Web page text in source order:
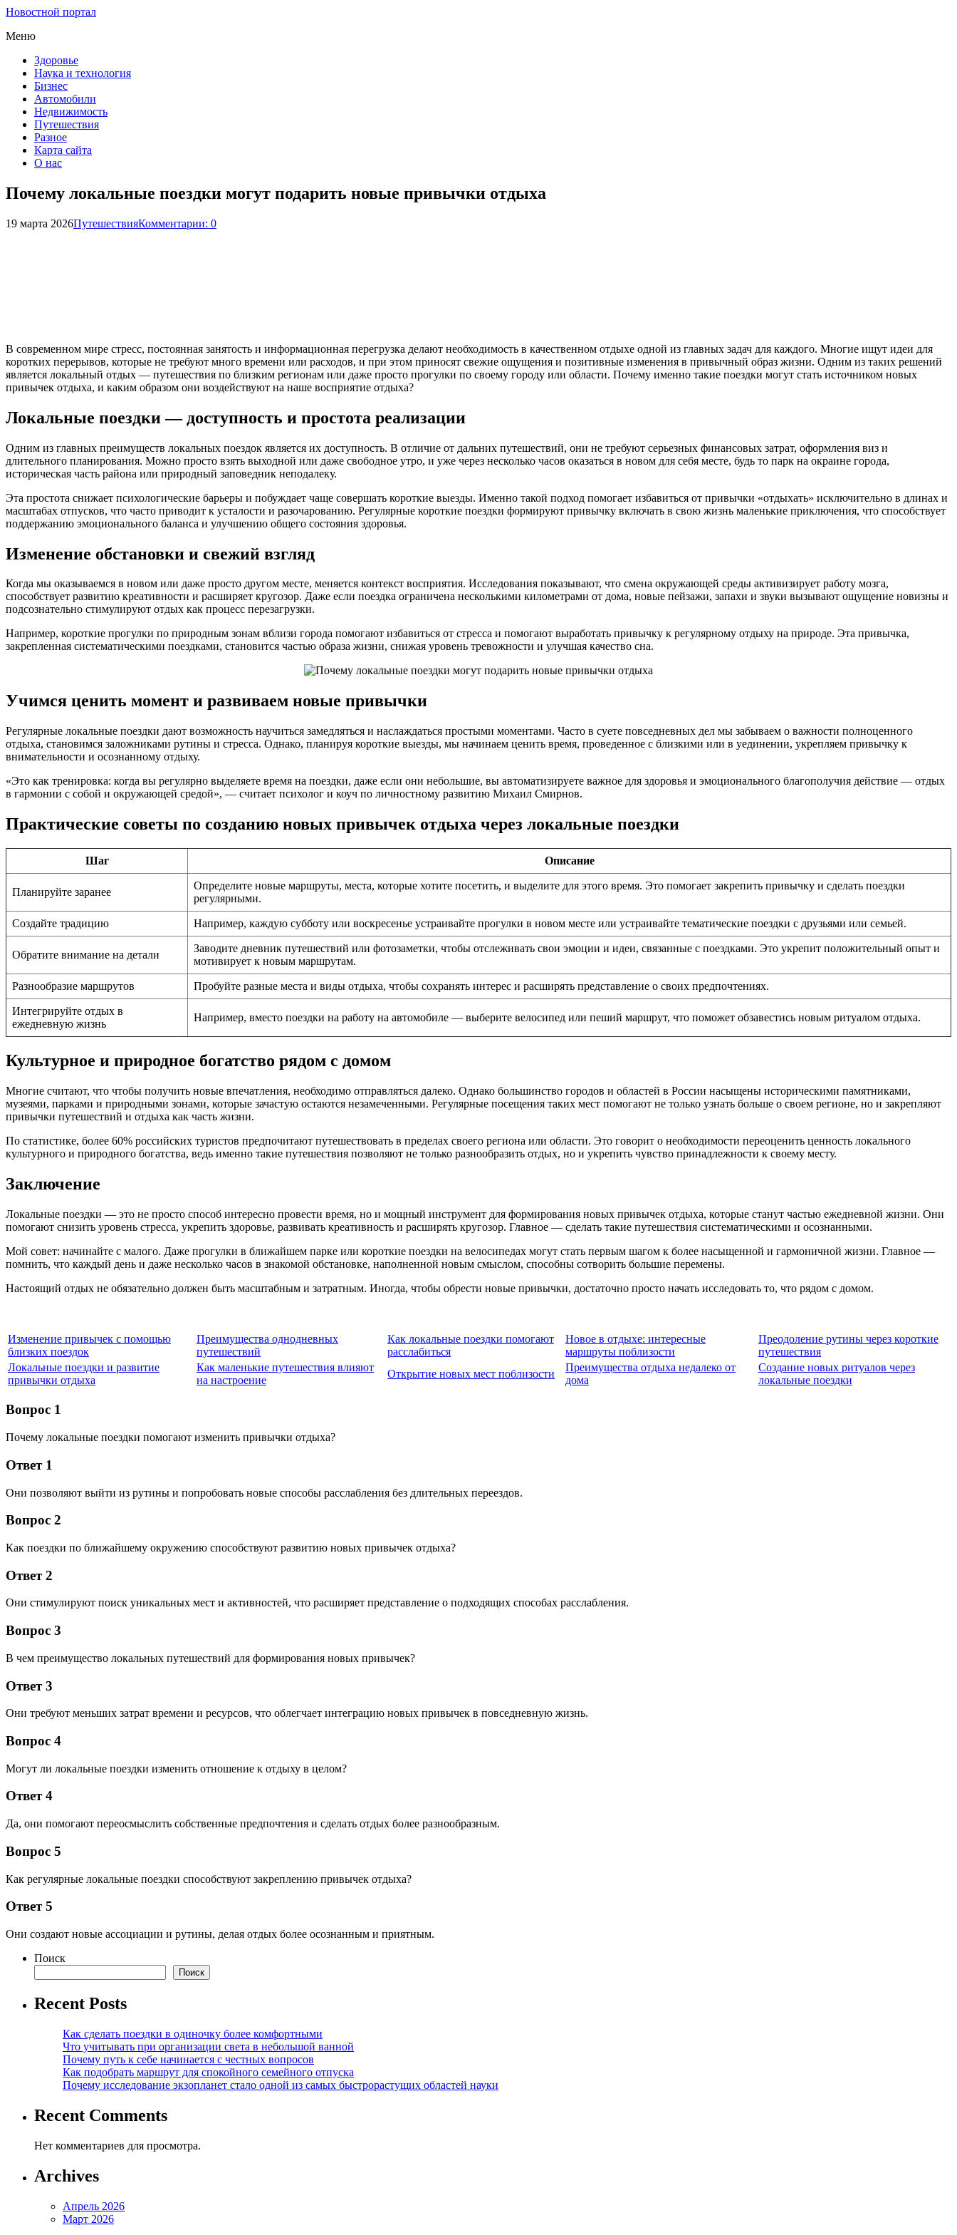
Новостной портал
Меню
Здоровье
Наука и технология
Бизнес
Автомобили
Недвижимость
Путешествия
Разное
Карта сайта
О нас
Почему локальные поездки могут подарить новые привычки отдыха
19 марта 2026ПутешествияКомментарии: 0
В современном мире стресс, постоянная занятость и информационная перегрузка делают необходимость в качественном отдыхе одной из главных задач для каждого. Многие ищут идеи для
коротких перерывов, которые не требуют много времени или расходов, и при этом приносят свежие ощущения и позитивные изменения в привычный образ жизни. Одним из таких решений
является локальный отдых — путешествия по близким регионам или даже просто прогулки по своему городу или области. Почему именно такие поездки могут стать источником новых
привычек отдыха, и каким образом они воздействуют на наше восприятие отдыха?
Локальные поездки — доступность и простота реализации
Одним из главных преимуществ локальных поездок является их доступность. В отличие от дальних путешествий, они не требуют серьезных финансовых затрат, оформления виз и
длительного планирования. Можно просто взять выходной или даже свободное утро, и уже через несколько часов оказаться в новом для себя месте, будь то парк на окраине города,
историческая часть района или природный заповедник неподалеку.
Эта простота снижает психологические барьеры и побуждает чаще совершать короткие выезды. Именно такой подход помогает избавиться от привычки «отдыхать» исключительно в длинах и
масштабах отпусков, что часто приводит к усталости и разочарованию. Регулярные короткие поездки формируют привычку включать в свою жизнь маленькие приключения, что способствует
поддержанию эмоционального баланса и улучшению общего состояния здоровья.
Изменение обстановки и свежий взгляд
Когда мы оказываемся в новом или даже просто другом месте, меняется контекст восприятия. Исследования показывают, что смена окружающей среды активизирует работу мозга,
способствует развитию креативности и расширяет кругозор. Даже если поездка ограничена несколькими километрами от дома, новые пейзажи, запахи и звуки вызывают ощущение новизны и
подсознательно стимулируют отдых как процесс перезагрузки.
Например, короткие прогулки по природным зонам вблизи города помогают избавиться от стресса и помогают выработать привычку к регулярному отдыху на природе. Эта привычка,
закрепленная систематическими поездками, становится частью образа жизни, снижая уровень тревожности и улучшая качество сна.
Учимся ценить момент и развиваем новые привычки
Регулярные локальные поездки дают возможность научиться замедляться и наслаждаться простыми моментами. Часто в суете повседневных дел мы забываем о важности полноценного
отдыха, становимся заложниками рутины и стресса. Однако, планируя короткие выезды, мы начинаем ценить время, проведенное с близкими или в уединении, укрепляем привычку к
внимательности и осознанному отдыху.
«Это как тренировка: когда вы регулярно выделяете время на поездки, даже если они небольшие, вы автоматизируете важное для здоровья и эмоционального благополучия действие — отдых
в гармонии с собой и окружающей средой», — считает психолог и коуч по личностному развитию Михаил Смирнов.
Практические советы по созданию новых привычек отдыха через локальные поездки
Шаг Описание
Планируйте заранее
Определите новые маршруты, места, которые хотите посетить, и выделите для этого время. Это помогает закрепить привычку и сделать поездки
регулярными.
Создайте традицию Например, каждую субботу или воскресенье устраивайте прогулки в новом месте или устраивайте тематические поездки с друзьями или семьей.
Обратите внимание на детали
Заводите дневник путешествий или фотозаметки, чтобы отслеживать свои эмоции и идеи, связанные с поездками. Это укрепит положительный опыт и
мотивирует к новым маршрутам.
Разнообразие маршрутов Пробуйте разные места и виды отдыха, чтобы сохранять интерес и расширять представление о своих предпочтениях.
Интегрируйте отдых в
ежедневную жизнь
Например, вместо поездки на работу на автомобиле — выберите велосипед или пеший маршрут, что поможет обзавестись новым ритуалом отдыха.
Культурное и природное богатство рядом с домом
Многие считают, что чтобы получить новые впечатления, необходимо отправляться далеко. Однако большинство городов и областей в России насыщены историческими памятниками,
музеями, парками и природными зонами, которые зачастую остаются незамеченными. Регулярные посещения таких мест помогают не только узнать больше о своем регионе, но и закрепляют
привычки путешествий и отдыха как часть жизни.
По статистике, более 60% российских туристов предпочитают путешествовать в пределах своего региона или области. Это говорит о необходимости переоценить ценность локального
культурного и природного богатства, ведь именно такие путешествия позволяют не только разнообразить отдых, но и укрепить чувство принадлежности к своему месту.
Заключение
Локальные поездки — это не просто способ интересно провести время, но и мощный инструмент для формирования новых привычек отдыха, которые станут частью ежедневной жизни. Они
помогают снизить уровень стресса, укрепить здоровье, развивать креативность и расширять кругозор. Главное — сделать такие путешествия систематическими и осознанными.
Мой совет: начинайте с малого. Даже прогулки в ближайшем парке или короткие поездки на велосипедах могут стать первым шагом к более насыщенной и гармоничной жизни. Главное —
помнить, что каждый день и даже несколько часов в знакомой обстановке, наполненной новым смыслом, способны сотворить большие перемены.
Настоящий отдых не обязательно должен быть масштабным и затратным. Иногда, чтобы обрести новые привычки, достаточно просто начать исследовать то, что рядом с домом.
Изменение привычек с помощью
близких поездок
Преимущества однодневных
путешествий
Как локальные поездки помогают
расслабиться
Новое в отдыхе: интересные
маршруты поблизости
Преодоление рутины через короткие
путешествия
Локальные поездки и развитие
привычки отдыха
Как маленькие путешествия влияют
на настроение
Открытие новых мест поблизости
Преимущества отдыха недалеко от
дома
Создание новых ритуалов через
локальные поездки
Вопрос 1
Почему локальные поездки помогают изменить привычки отдыха?
Ответ 1
Они позволяют выйти из рутины и попробовать новые способы расслабления без длительных переездов.
Вопрос 2
Как поездки по ближайшему окружению способствуют развитию новых привычек отдыха?
Ответ 2
Они стимулируют поиск уникальных мест и активностей, что расширяет представление о подходящих способах расслабления.
Вопрос 3
В чем преимущество локальных путешествий для формирования новых привычек?
Ответ 3
Они требуют меньших затрат времени и ресурсов, что облегчает интеграцию новых привычек в повседневную жизнь.
Вопрос 4
Могут ли локальные поездки изменить отношение к отдыху в целом?
Ответ 4
Да, они помогают переосмыслить собственные предпочтения и сделать отдых более разнообразным.
Вопрос 5
Как регулярные локальные поездки способствуют закреплению привычек отдыха?
Ответ 5
Они создают новые ассоциации и рутины, делая отдых более осознанным и приятным.
Поиск
Поиск
Recent Posts
Как сделать поездки в одиночку более комфортными
Что учитывать при организации света в небольшой ванной
Почему путь к себе начинается с честных вопросов
Как подобрать маршрут для спокойного семейного отпуска
Почему исследование экзопланет стало одной из самых быстрорастущих областей науки
Recent Comments
Нет комментариев для просмотра.
Archives
Апрель 2026
Март 2026